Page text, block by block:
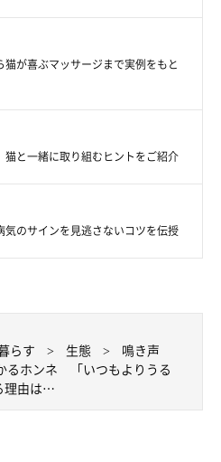
違う…注意が必要なも
が喜ぶマッサージまで実例をもと
と一緒に取り組むヒントをご紹介
のサインを見逃さないコツを伝授
らす 生態
鳴き声
るホンネ 「いつもよりうる
理由は…